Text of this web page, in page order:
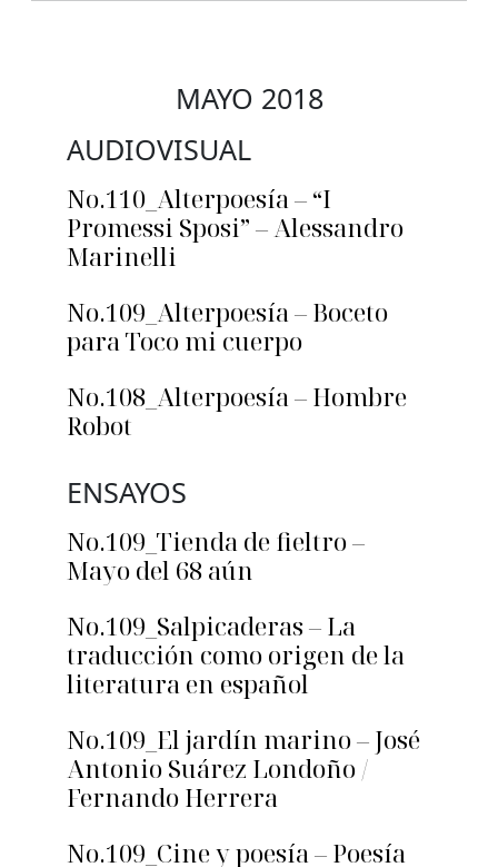
MAYO 2018
AUDIOVISUAL
No.110_Alterpoesía – “I
Promessi Sposi” – Alessandro
Marinelli
No.109_Alterpoesía – Boceto
para Toco mi cuerpo
No.108_Alterpoesía – Hombre
Robot
ENSAYOS
No.109_Tienda de fieltro –
Mayo del 68 aún
No.109_Salpicaderas – La
traducción como origen de la
literatura en español
No.109_El jardín marino – José
Antonio Suárez Londoño /
Fernando Herrera
No.109_Cine y poesía – Poesía